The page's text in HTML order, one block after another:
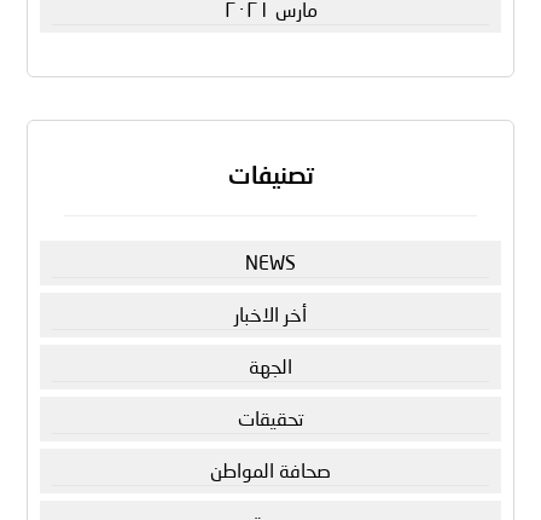
مارس ٢٠٢١
تصنيفات
NEWS
أخر الاخبار
الجهة
تحقيقات
صحافة المواطن